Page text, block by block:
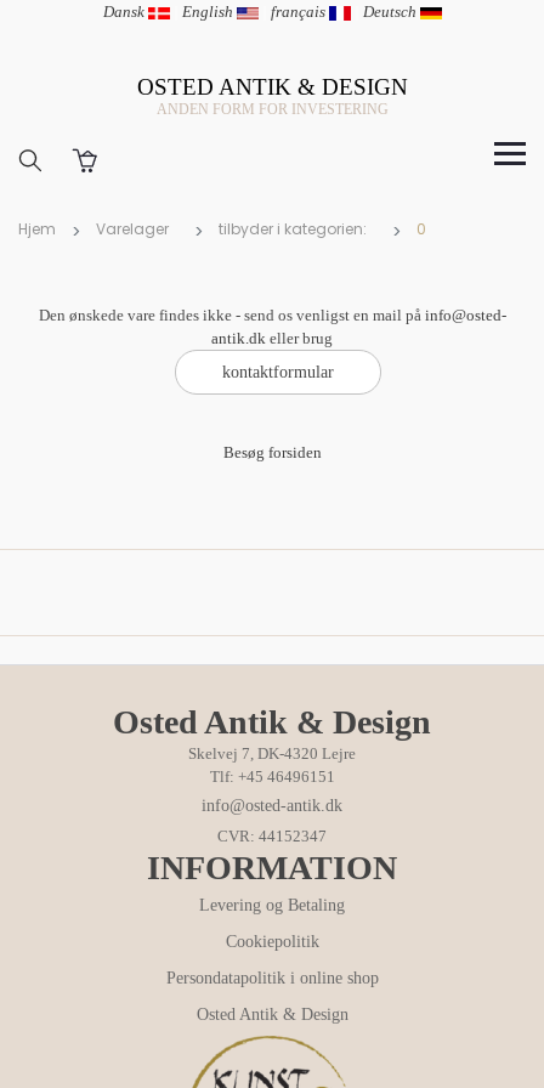
Dansk | English | français | Deutsch
OSTED ANTIK & DESIGN
ANDEN FORM FOR INVESTERING
Hjem Varelager tilbyder i kategorien: 0
Den ønskede vare findes ikke - send os venligst en mail på info@osted-
antik.dk eller brug
Besøg forsiden
Osted Antik & Design
Skelvej 7, DK-4320 Lejre
Tlf: +45 46496151
info@osted-antik.dk
CVR: 44152347
INFORMATION
Levering og Betaling
Cookiepolitik
Persondatapolitik i online shop
Osted Antik & Design